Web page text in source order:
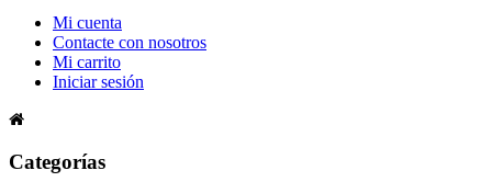
Mi cuenta
Contacte con nosotros
Mi carrito
Iniciar sesión
Categorías